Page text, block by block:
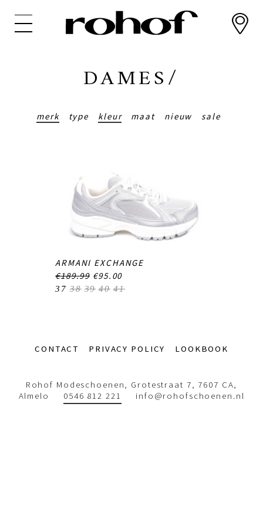
DAMES/
merk type kleur maat nieuw sale
ARMANI EXCHANGE
€189.99 €95.00
37 38 39 40 41
Footer-CONTACT PRIVACY POLICY LOOKBOOK
Rohof Modeschoenen, Grotestraat 7, 7607 CA,
Almelo 0546 812 221 info@rohofschoenen.nl